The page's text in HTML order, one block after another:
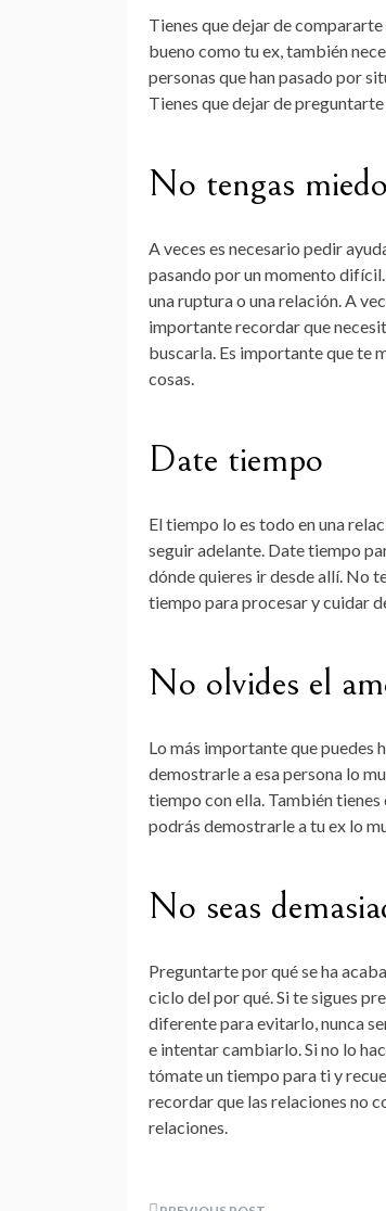
Tienes que dejar de
bueno como tu ex, también
personas que han pasado por
Tienes que dejar de
No tengas
A veces es necesario pedir
pasando por un momento
una ruptura o una relación. A
importante recordar que
buscarla. Es importante que te
cosas.
Date tiempo
El tiempo lo es todo en una
seguir adelante. Date tiempo
dónde quieres ir desde allí. No
tiempo para procesar y cuidar
No olvides el
Lo más importante que puedes
demostrarle a esa persona lo
tiempo con ella. También
podrás demostrarle a tu ex lo
No seas
Preguntarte por qué se ha
ciclo del por qué. Si te sigues
diferente para evitarlo, nunca
e intentar cambiarlo. Si no lo
tómate un tiempo para ti y
recordar que las relaciones no
relaciones.